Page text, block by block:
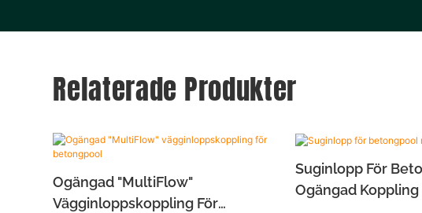
Relaterade Produkter
Ogängad "MultiFlow"
Vägginloppskoppling För
Suginlopp För
Ogängad Koppling